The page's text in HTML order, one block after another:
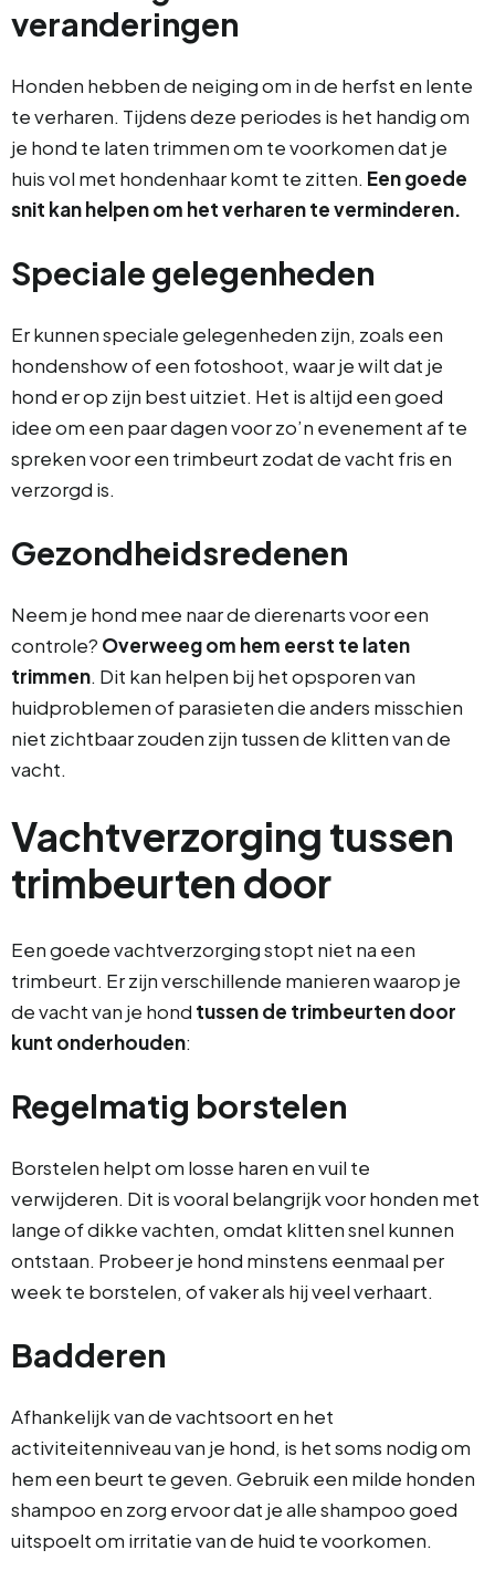
veranderingen
Honden hebben de neiging om in de herfst en lente
te verharen. Tijdens deze periodes is het handig om
je hond te laten trimmen om te voorkomen dat je
huis vol met hondenhaar komt te zitten. Een goede
snit kan helpen om het verharen te verminderen.
Speciale gelegenheden
Er kunnen speciale gelegenheden zijn, zoals een
hondenshow of een fotoshoot, waar je wilt dat je
hond er op zijn best uitziet. Het is altijd een goed
idee om een paar dagen voor zo’n evenement af te
spreken voor een trimbeurt zodat de vacht fris en
verzorgd is.
Gezondheidsredenen
Neem je hond mee naar de dierenarts voor een
controle? Overweeg om hem eerst te laten
trimmen. Dit kan helpen bij het opsporen van
huidproblemen of parasieten die anders misschien
niet zichtbaar zouden zijn tussen de klitten van de
vacht.
Vachtverzorging tussen
trimbeurten door
Een goede vachtverzorging stopt niet na een
trimbeurt. Er zijn verschillende manieren waarop je
de vacht van je hond tussen de trimbeurten door
kunt onderhouden:
Regelmatig borstelen
Borstelen helpt om losse haren en vuil te
verwijderen. Dit is vooral belangrijk voor honden met
lange of dikke vachten, omdat klitten snel kunnen
ontstaan. Probeer je hond minstens eenmaal per
week te borstelen, of vaker als hij veel verhaart.
Badderen
Afhankelijk van de vachtsoort en het
activiteitenniveau van je hond, is het soms nodig om
hem een ​​beurt te geven. Gebruik een milde honden
shampoo en zorg ervoor dat je alle shampoo goed
uitspoelt om irritatie van de huid te voorkomen.